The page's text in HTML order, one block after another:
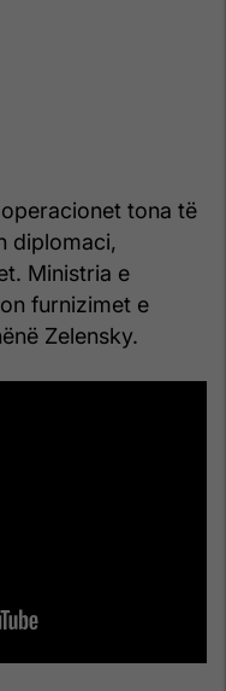
tona të
diplomaci,
Ministria e
furnizimet e
Zelensky.